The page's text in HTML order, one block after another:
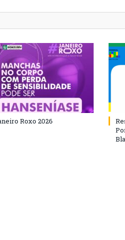
Roxo 2026